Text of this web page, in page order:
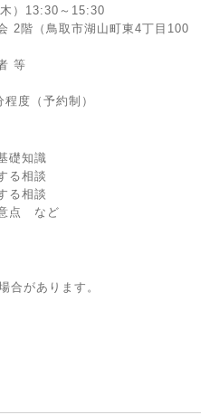
）13:30～15:30
2階（鳥取市湖山町東4丁目100
等
度（予約制）
礎知識
る相談
る相談
点 など
合があります。